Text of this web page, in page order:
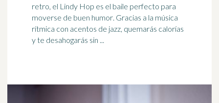
retro, el Lindy Hop es el baile perfecto para
moverse de buen humor. Gracias a la música
rítmica con acentos de jazz, quemarás calorías
y te desahogarás sin ...